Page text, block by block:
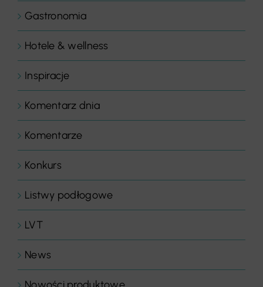
Gastronomia
Hotele & wellness
Inspiracje
Komentarz dnia
Komentarze
Konkurs
Listwy podłogowe
LVT
News